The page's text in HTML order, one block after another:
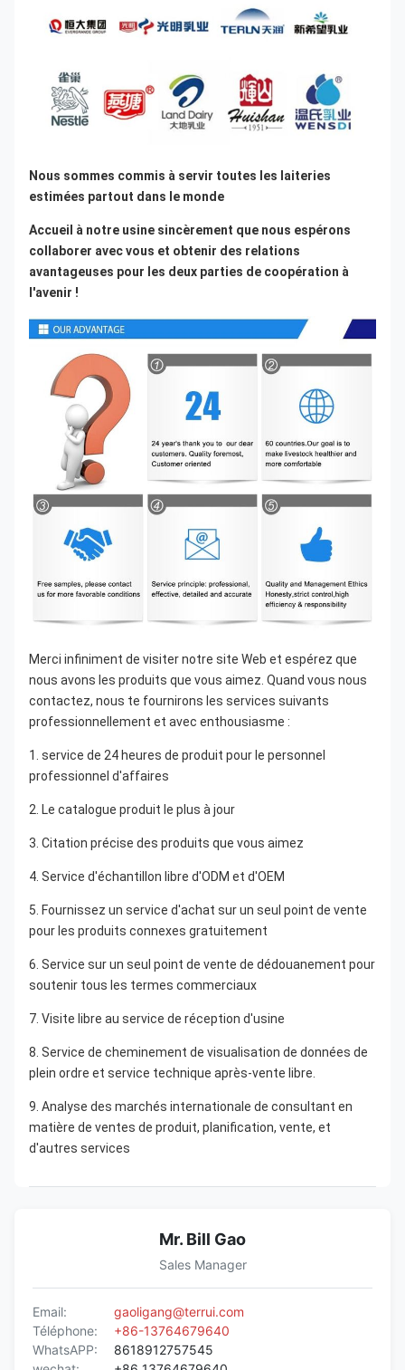
Nous sommes commis à servir toutes les laiteries
estimées partout dans le monde
Accueil à notre usine sincèrement que nous espérons
collaborer avec vous et obtenir des relations
avantageuses pour les deux parties de coopération à
l'avenir !
Merci infiniment de visiter notre site Web et espérez que
nous avons les produits que vous aimez. Quand vous nous
contactez, nous te fournirons les services suivants
professionnellement et avec enthousiasme :
1. service de 24 heures de produit pour le personnel
professionnel d'affaires
2. Le catalogue produit le plus à jour
3. Citation précise des produits que vous aimez
4. Service d'échantillon libre d'ODM et d'OEM
5. Fournissez un service d'achat sur un seul point de vente
pour les produits connexes gratuitement
6. Service sur un seul point de vente de dédouanement pour
soutenir tous les termes commerciaux
7. Visite libre au service de réception d'usine
8. Service de cheminement de visualisation de données de
plein ordre et service technique après-vente libre.
9. Analyse des marchés internationale de consultant en
matière de ventes de produit, planification, vente, et
d'autres services
Mr. Bill Gao
Sales Manager
Email:
gaoligang@terrui.com
Téléphone:
+86-13764679640
WhatsAPP:
8618912757545